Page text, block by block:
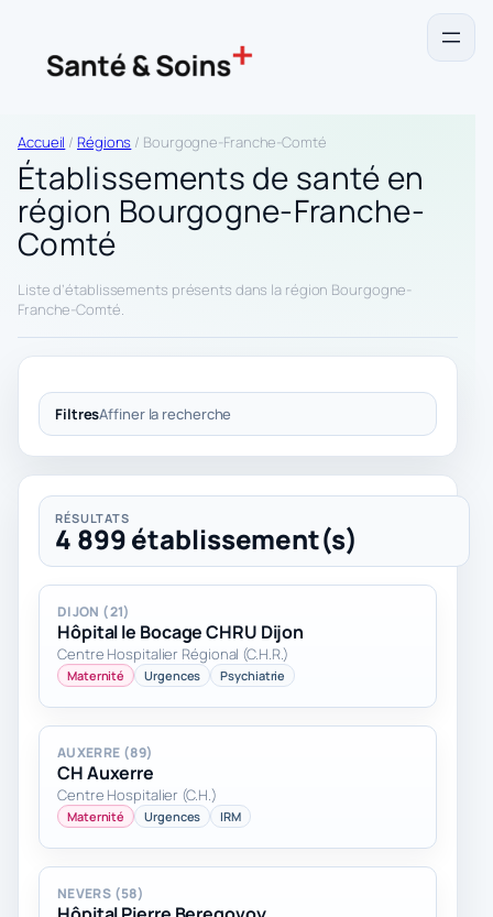
Accueil /Régions / Bourgogne-Franche-Comté
Établissements de santé en
région Bourgogne-Franche-
Comté
Liste d’établissements présents dans la région Bourgogne-
Franche-Comté.
FiltresAffiner la recherche
RÉSULTATS
4 899 établissement(s)
DIJON (21)
Hôpital le Bocage CHRU Dijon
Centre Hospitalier Régional (C.H.R.)
Maternité Urgences Psychiatrie
AUXERRE (89)
CH Auxerre
Centre Hospitalier (C.H.)
Maternité Urgences IRM
NEVERS (58)